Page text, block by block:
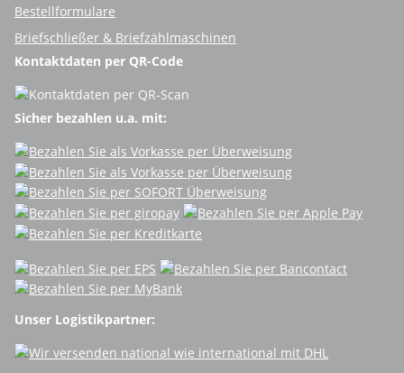
Bestellformulare
Briefschließer & Briefzählmaschinen
Kontaktdaten per QR-Code
Sicher bezahlen u.a. mit:
Unser Logistikpartner: